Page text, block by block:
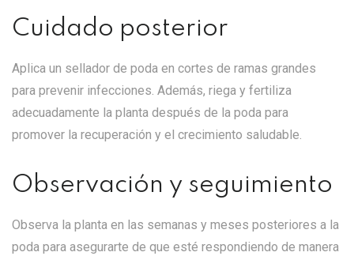
Cuidado posterior
Aplica un sellador de poda en cortes de ramas grandes
para prevenir infecciones. Además, riega y fertiliza
adecuadamente la planta después de la poda para
promover la recuperación y el crecimiento saludable.
Observación y seguimiento
Observa la planta en las semanas y meses posteriores a la
poda para asegurarte de que esté respondiendo de manera